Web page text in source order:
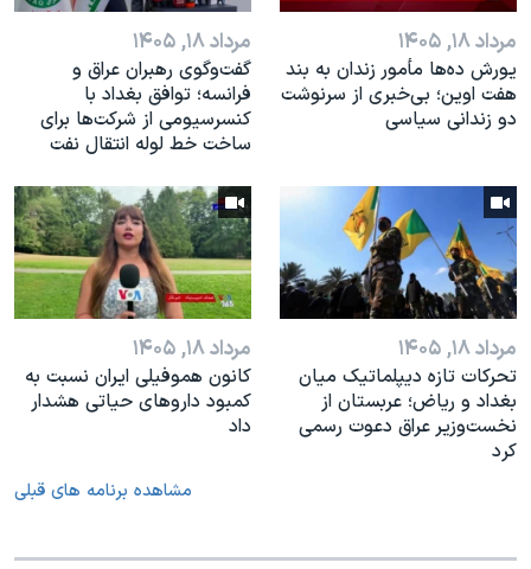
مرداد ۱۸, ۱۴۰۵
یورش ده‌ها مأمور زندان به بند
هفت اوین؛ بی‌خبری از سرنوشت
دو زندانی سیاسی
مرداد ۱۸, ۱۴۰۵
گفت‌وگوی رهبران عراق و
فرانسه؛ توافق بغداد با
کنسرسیومی از شرکت‌ها برای
ساخت خط لوله انتقال نفت
مرداد ۱۸, ۱۴۰۵
تحرکات تازه دیپلماتیک میان
بغداد و ریاض؛ عربستان از
نخست‌وزیر عراق دعوت رسمی
کرد
مرداد ۱۸, ۱۴۰۵
کانون هموفیلی ایران نسبت به
کمبود داروهای حیاتی هشدار
داد
مشاهده برنامه های قبلی